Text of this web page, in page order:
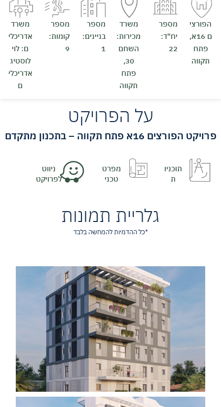
הפורצי
ם 16א,
פתח
תקווה
מספר
יח"ד:
22
משרד
מכירות:
השחם
30,
פתח
תקווה
מספר
בניינים:
1
מספר
קומות:
9
משרד
אדריכלי
ם: לוי
לוסטיג
אדריכלי
ם
תוכניו
ת
מפרט
טכני
ניווט
לפרויקט
על הפרויקט
פרויקט הפורצים 16א פתח תקווה – בתכנון מתקדם
גלריית תמונות
*כל ההדמיות להמחשה בלבד